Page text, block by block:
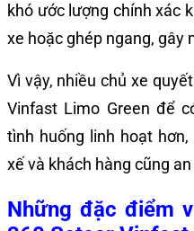
khó ước lượng chính xác
xe hoặc ghép ngang, gây
Vì vậy, nhiều chủ xe
Vinfast Limo Green để
tình huống linh hoạt
xế và khách hàng cũng
Những đặc điểm